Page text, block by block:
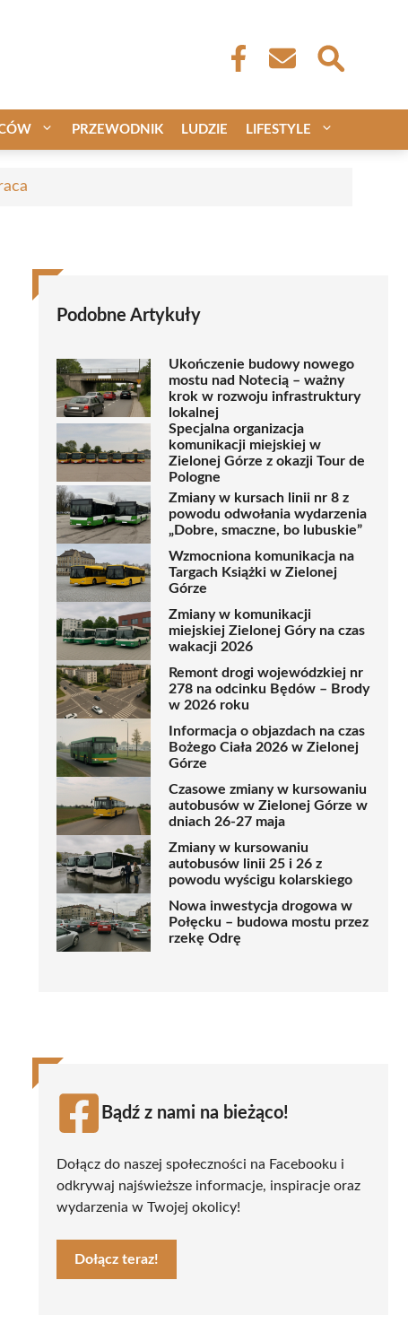
PRZEWODNIK LUDZIE LIFESTYLE
Podobne Artykuły
Ukończenie budowy nowego
mostu nad Notecią – ważny
krok w rozwoju infrastruktury
lokalnej
Specjalna organizacja
komunikacji miejskiej w
Zielonej Górze z okazji Tour de
Pologne
Zmiany w kursach linii nr 8 z
powodu odwołania wydarzenia
„Dobre, smaczne, bo lubuskie”
Wzmocniona komunikacja na
Targach Książki w Zielonej
Górze
Zmiany w komunikacji
miejskiej Zielonej Góry na czas
wakacji 2026
Remont drogi wojewódzkiej nr
278 na odcinku Będów – Brody
w 2026 roku
Informacja o objazdach na czas
Bożego Ciała 2026 w Zielonej
Górze
Czasowe zmiany w kursowaniu
autobusów w Zielonej Górze w
dniach 26-27 maja
Zmiany w kursowaniu
autobusów linii 25 i 26 z
powodu wyścigu kolarskiego
Nowa inwestycja drogowa w
Połęcku – budowa mostu przez
rzekę Odrę
Bądź z nami na bieżąco!
Dołącz do naszej społeczności na Facebooku i
odkrywaj najświeższe informacje, inspiracje oraz
wydarzenia w Twojej okolicy!
Dołącz teraz!